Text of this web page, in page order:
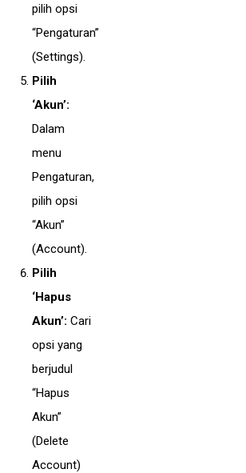
pilih opsi
“Pengaturan”
(Settings).
Pilih
‘Akun’:
Dalam
menu
Pengaturan,
pilih opsi
“Akun”
(Account).
Pilih
‘Hapus
Akun’: Cari
opsi yang
berjudul
“Hapus
Akun”
(Delete
Account)